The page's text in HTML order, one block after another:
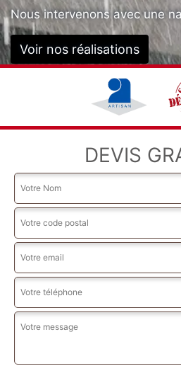
Nous intervenons avec une
Voir nos réalisations
DEVIS